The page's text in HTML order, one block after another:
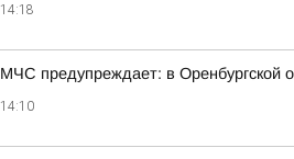
14:18
МЧС предупреждает: в Оренбургской
14:10